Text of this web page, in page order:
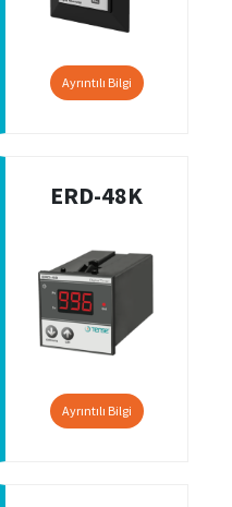
Ayrıntılı Bilgi
ERD-48K
Ayrıntılı Bilgi